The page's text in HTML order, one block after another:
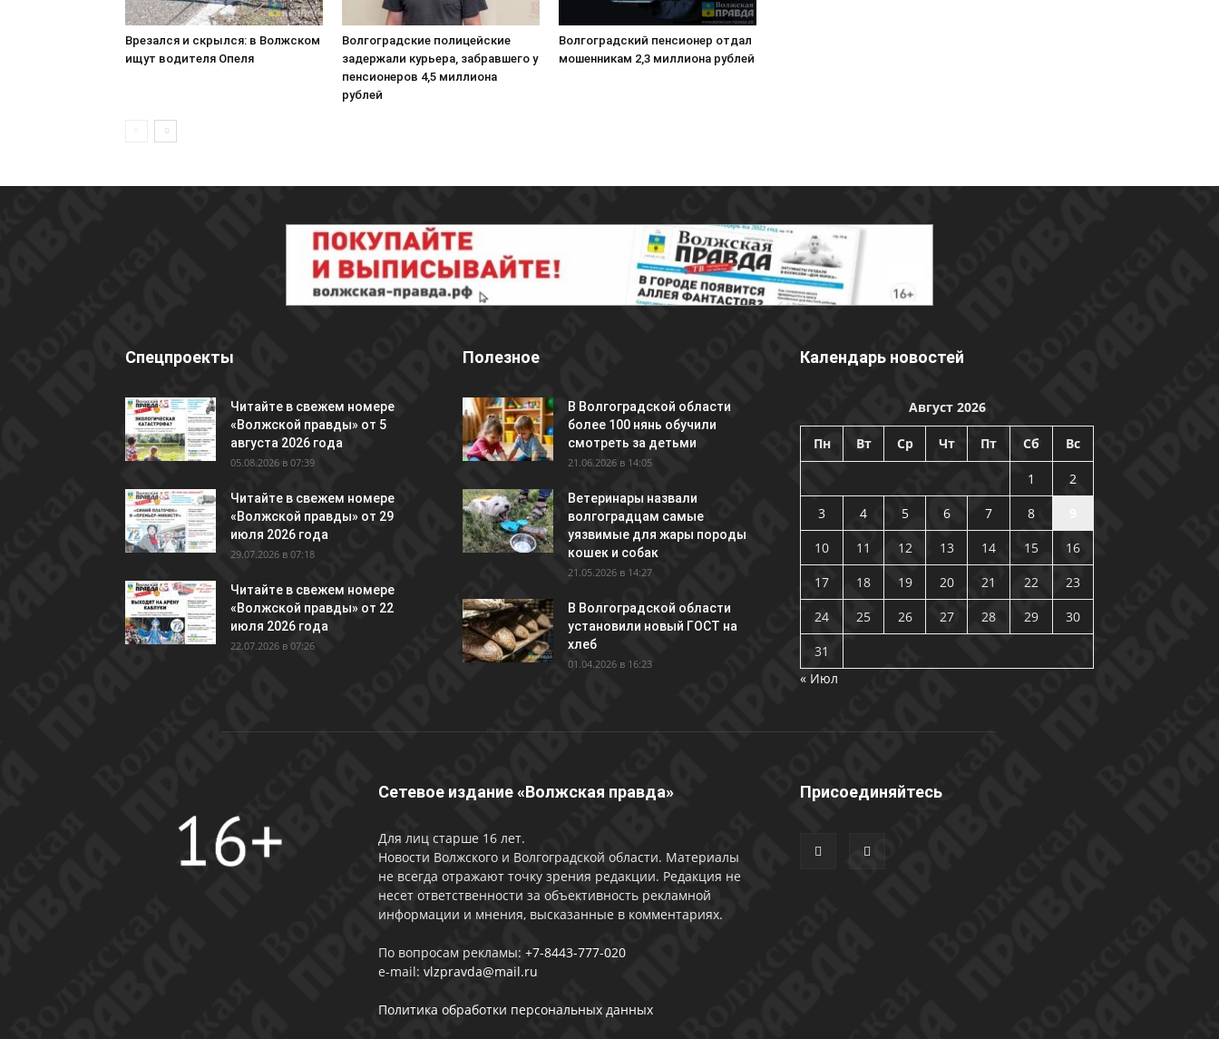
Врезался и скрылся: в Волжском
ищут водителя Опеля
Волгоградские полицейские
задержали курьера, забравшего у
пенсионеров 4,5 миллиона
рублей
Волгоградский пенсионер отдал
мошенникам 2,3 миллиона рублей
Спецпроекты
Читайте в свежем номере
«Волжской правды» от 5
августа 2026 года
05.08.2026 в 07:39
Читайте в свежем номере
«Волжской правды» от 29
июля 2026 года
29.07.2026 в 07:18
Читайте в свежем номере
«Волжской правды» от 22
июля 2026 года
22.07.2026 в 07:26
Полезное
В Волгоградской области
более 100 нянь обучили
смотреть за детьми
21.06.2026 в 14:05
Ветеринары назвали
волгоградцам самые
уязвимые для жары породы
кошек и собак
21.05.2026 в 14:27
В Волгоградской области
установили новый ГОСТ на
хлеб
01.04.2026 в 16:23
Календарь новостей
Август 2026
Пн Вт Ср Чт Пт Сб Вс
1
2
3
4 5 6 7 8
10
11 12 13 14 15
16
17
18 19 20 21 22
23
24
25 26 27 28 29
30
31
« Июл
Сетевое издание «Волжская правда»
Для лиц старше 16 лет.
Новости Волжского и Волгоградской области. Материалы
не всегда отражают точку зрения редакции. Редакция не
несет ответственности за объективность рекламной
информации и мнения, высказанные в комментариях.
По вопросам рекламы: +7-8443-777-020
e-mail: vlzpravda@mail.ru
Политика обработки персональных данных
Присоединяйтесь